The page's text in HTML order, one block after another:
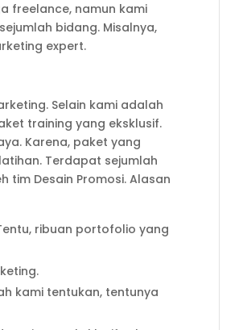
freelance, namun kami
bidang. Misalnya,
expert.
Selain kami adalah
training yang eksklusif.
Karena, paket yang
Terdapat sejumlah
tim Desain Promosi. Alasan
ribuan portofolio yang
kami tentukan, tentunya